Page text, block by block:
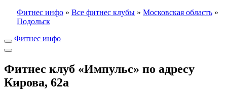
Фитнес инфо » Все фитнес клубы » Московская область »
Подольск
Фитнес инфо
Фитнес клуб «Импульс» по адресу
Кирова, 62а